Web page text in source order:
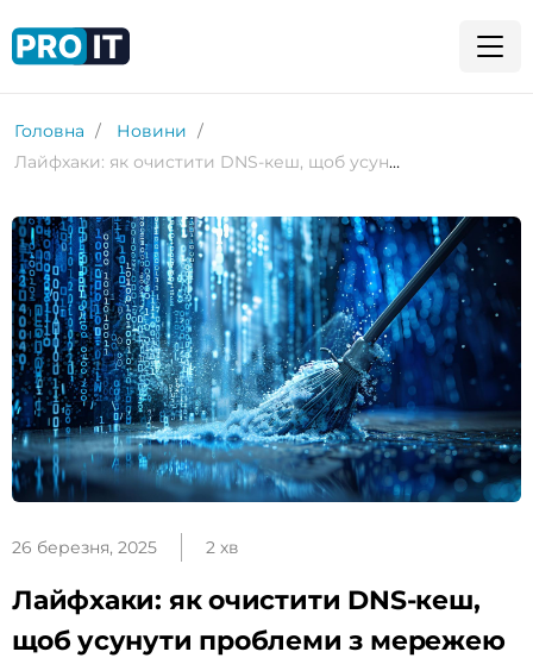
Головна
Новини
Лайфхаки: як очистити DNS-кеш, щоб усунути проблеми з мережею
26 березня, 2025 2 хв
Лайфхаки: як очистити DNS-кеш,
щоб усунути проблеми з мережею